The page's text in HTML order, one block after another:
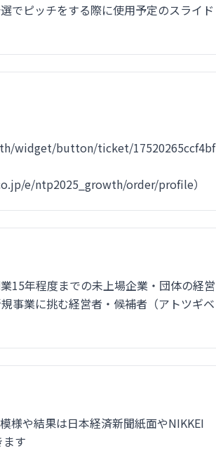
ピッチをする際に使用予定のスライド
widget/button/ticket/17520265ccf4bf
e/ntp2025_growth/order/profile）
15年程度までの未上場企業・団体の経営
事業に挑む経営者・候補者（アトツギベ
様や結果は日本経済新聞紙面やNIKKEI
す